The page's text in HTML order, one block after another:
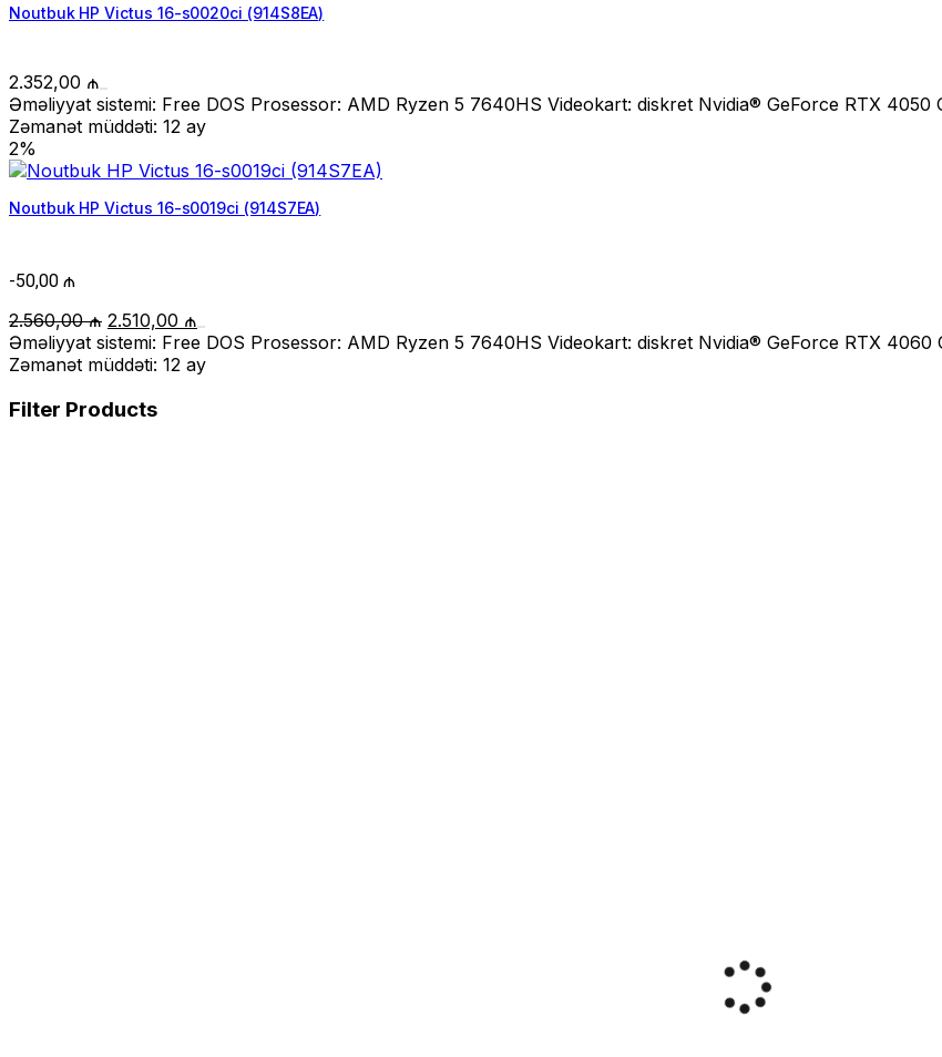
Noutbuk HP Victus 16-s0020ci (914S8EA)
2.352,00 ₼
Əməliyyat sistemi: Free DOS Prosessor: AMD Ryzen 5 7640HS Videokart: diskret Nvidia® GeForce RTX 4050
Zəmanət müddəti: 12 ay
2%
Noutbuk HP Victus 16-s0019ci (914S7EA)
-50,00 ₼
2.560,00₼ Original
price
was:
2.510,00 ₼
price
is:
Əməliyyat sistemi: Free DOS Prosessor: AMD Ryzen 5 7640HS Videokart: diskret Nvidia® GeForce RTX 4060
Zəmanət müddəti: 12 ay
Filter Products